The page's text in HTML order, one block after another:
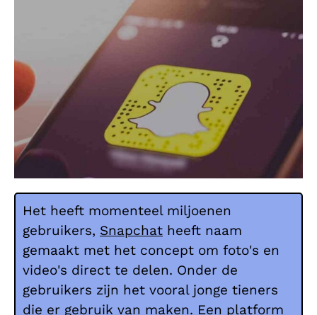
Het heeft momenteel miljoenen
gebruikers, Snapchat heeft naam
gemaakt met het concept om foto's en
video's direct te delen. Onder de
gebruikers zijn het vooral jonge tieners
die er gebruik van maken. Een platform